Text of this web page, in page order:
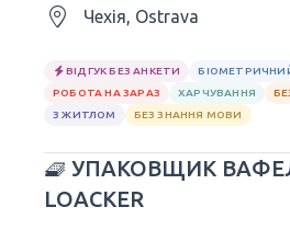
Чехія, Ostrava
ВІДГУК БЕЗ АНКЕТИ
РОБОТА НА ЗАРАЗ
ХАРЧУВАННЯ
З ЖИТЛОМ
БЕЗ ЗНАННЯ МОВИ
🧇 УПАКОВЩИК
LOACKER